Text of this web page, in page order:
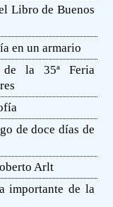
Libro de Buenos
en un armario
de la 35ª Feria
de doce días de
Arlt
importante de la